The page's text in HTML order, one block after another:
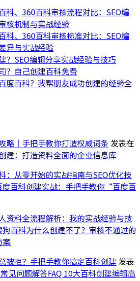
科、360百科审核流程对比：SEO编
核机制与实战经验
科、360百科审核标准对比：SEO编
异与实战经验
？SEO编辑分享实战经验与技巧
？自己创建百科免费
度百科？我帮朋友成功创建的经验全
略｜手把手教你打造权威词条 发表在
建：打造资料全面的企业信息库
：从零开始的实战指南与SEO优化技
度百科创建实战：手把手教你“百度百
资料全流程解析：我的实战经验与技
狗百科为什么创建不了？审核不通过的
案
被拒？手把手教你搞定百科创建 发表
见问题解答FAQ 10大百科创建编辑高